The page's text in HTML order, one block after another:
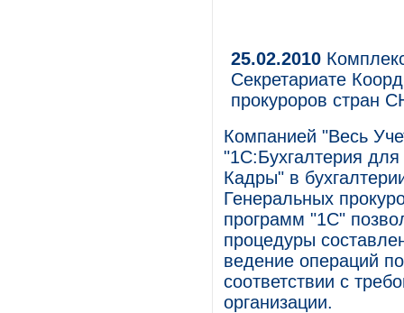
25.02.2010
Секретариате
прокуроров стран
Компанией "Весь
"1С:Бухгалтерия
Кадры" в
Генеральных
программ "1С"
процедуры
ведение операций
соответствии с
организации.